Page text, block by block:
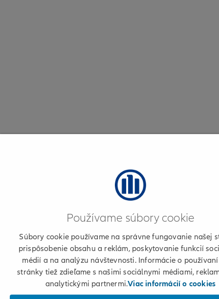
Používame súbory cookie
Súbory cookie používame na správne fungovanie našej
prispôsobenie obsahu a reklám, poskytovanie funkcií
médií a na analýzu návštevnosti. Informácie o
stránky tiež zdieľame s našimi sociálnymi médiami,
analytickými partnermi.Viac informácií o cookies